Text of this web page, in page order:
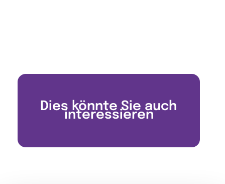
Dies könnte Sie auch
interessieren